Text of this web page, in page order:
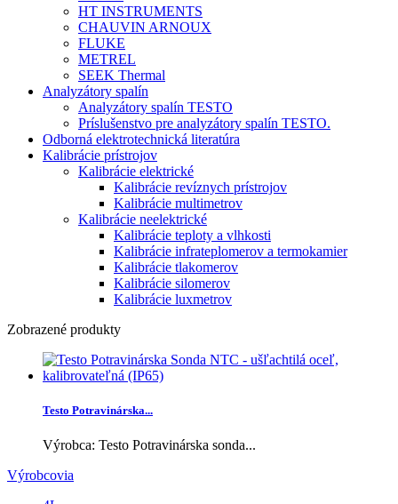
HT INSTRUMENTS
CHAUVIN ARNOUX
FLUKE
METREL
SEEK Thermal
Analyzátory spalín
Analyzátory spalín TESTO
Príslušenstvo pre analyzátory spalín TESTO.
Odborná elektrotechnická literatúra
Kalibrácie prístrojov
Kalibrácie elektrické
Kalibrácie revíznych prístrojov
Kalibrácie multimetrov
Kalibrácie neelektrické
Kalibrácie teploty a vlhkosti
Kalibrácie infrateplomerov a termokamier
Kalibrácie tlakomerov
Kalibrácie silomerov
Kalibrácie luxmetrov
Zobrazené produkty
Testo Potravinárska...
Výrobca: Testo Potravinárska sonda...
Výrobcovia